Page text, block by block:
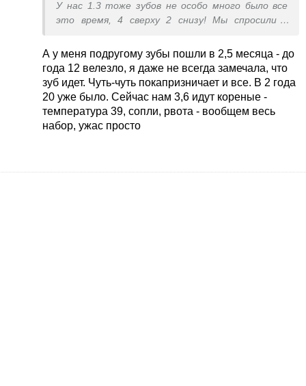
У нас 1.3 тоже зубов не особо много было все
это время, 4 сверху 2 снизу! Мы спросили у
год без единого зубчика! Так что практика
показывает, что это норма! Зато вот сейчас
недели две назад я была в шоке, лезит у нас два
верхних с права один верхний слева один нижний
слева! Все сразу! Может и у вас так будет! Нет-
нет, а потом как попрут!
А у меня подругому зубы пошли в 2,5 месяца - до
года 12 велезло, я даже не всегда замечала, что
зуб идет. Чуть-чуть покапризничает и все. В 2 года
20 уже было. Сейчас нам 3,6 идут кореные -
температура 39, сопли, рвота - вообщем весь
набор, ужас просто